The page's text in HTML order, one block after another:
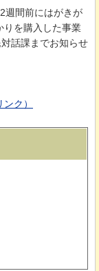
週間前にはがきが
りを購入した事業
対話課までお知らせ
ク）